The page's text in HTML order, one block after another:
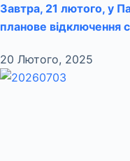
Завтра, 21 лютого, у
планове відключення
20 Лютого, 2025